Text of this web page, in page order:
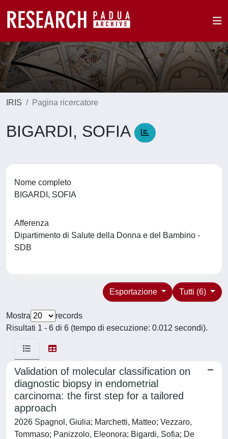
IRIS Pagina ricercatore
BIGARDI, SOFIA
Nome completo
BIGARDI, SOFIA
Afferenza
Dipartimento di Salute della Donna e del Bambino -
SDB
Tutti (6)
Esportazione
Mostra
records
Risultati 1 - 6 di 6 (tempo di esecuzione: 0.012 secondi).
Validation of molecular classification on
diagnostic biopsy in endometrial
carcinoma: the first step for a tailored
approach
2026 Spagnol, Giulia; Marchetti, Matteo; Vezzaro,
Tommaso; Panizzolo, Eleonora; Bigardi, Sofia; De